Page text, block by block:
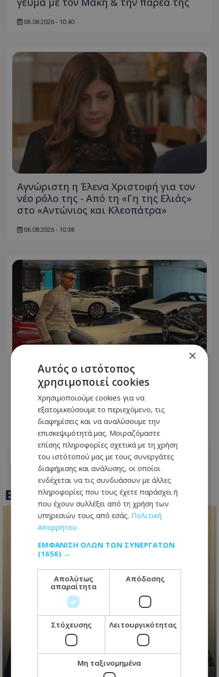
06.08.2026 - 10:40
Αγνώριστη η Έλενα Χριστοφή για τον
νέο ρόλο της - Από τη «Γη της Ελιάς»
στο «Αντώνιος και Κλεοπάτρα»
06.08.2026 - 10:38
Ο Cristiano Ronaldo φωτογραφήθηκε
μπροστά από τον στόλο των
πανάκριβων αυτοκινήτων του!
06.08.2026 - 09:46
BEST OFTOTHEMAONLINE
Ανασχηματισμός με πολιτικά
μηνύματα: Ο Πρόεδρος
Χριστοδουλίδης έθεσε τον πήχη
ψηλά για τη νέα κυβέρνηση
×
Αυτός ο ιστότοπος
χρησιμοποιεί cookies
Χρησιμοποιούμε cookies για να
εξατομικεύσουμε το περιεχόμενο, τις
διαφημίσεις και να αναλύσουμε την
επισκεψιμότητά μας. Μοιραζόμαστε
επίσης πληροφορίες σχετικά με τη χρήση
του ιστότοπού μας με τους συνεργάτες
διαφήμισης και ανάλυσης, οι οποίοι
ενδέχεται να τις συνδυάσουν με άλλες
πληροφορίες που τους έχετε παράσχει ή
που έχουν συλλέξει από τη χρήση των
υπηρεσιών τους από εσάς. Πολιτική
Απορρήτου
ΕΜΦΆΝΙΣΗ ΌΛΩΝ ΤΩΝ ΣΥΝΕΡΓΑΤΏΝ
(1656) →
Απολύτως
απαραίτητα
Απόδοσης
Στόχευσης Λειτουργικότητας
Μη ταξινομημένα